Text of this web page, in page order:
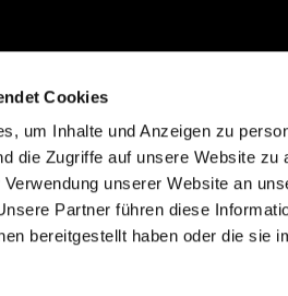
Cookies
um Inhalte und Anzeigen zu
die Zugriffe auf unsere Website zu
unserer Website an
Partner führen diese
bereitgestellt haben oder die sie
Kontakt aufnehmen
02235 923130